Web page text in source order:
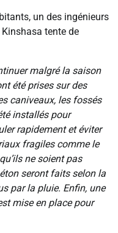
un des ingénieurs
tente de
malgré la saison
été prises sur des
caniveaux, les fossés
installés pour
rapidement et éviter
fragiles comme le
ne soient pas
seront faits selon la
par la pluie. Enfin, une
mise en place pour